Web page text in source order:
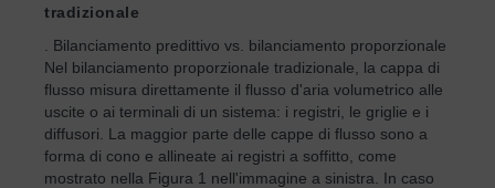
tradizionale
. Bilanciamento predittivo vs. bilanciamento proporzionale
Nel bilanciamento proporzionale tradizionale, la cappa di
flusso misura direttamente il flusso d'aria volumetrico alle
uscite o ai terminali di un sistema: i registri, le griglie e i
diffusori. La maggior parte delle cappe di flusso sono a
forma di cono e allineate ai registri a soffitto, come
mostrato nella Figura 1 nell'immagine a sinistra. In caso